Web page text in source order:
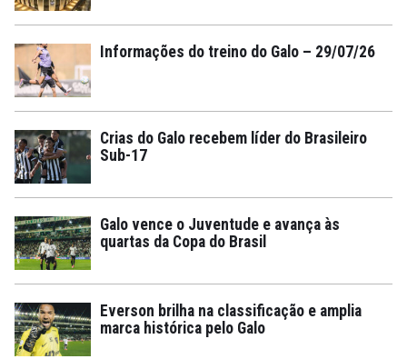
Informações do treino do Galo – 29/07/26
Crias do Galo recebem líder do Brasileiro
Sub-17
Galo vence o Juventude e avança às
quartas da Copa do Brasil
Everson brilha na classificação e amplia
marca histórica pelo Galo